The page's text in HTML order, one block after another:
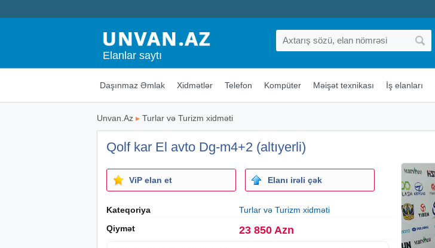
Elanlar saytı
Daşınmaz Əmlak Xidmətlər Telefon Kompüter Məişət texnikası İş elanları
Unvan.Az ▸ Turlar və Turizm xidməti
Qolf kar El avto Dg-m4+2 (altıyerli)
ViP elan et Elanı irəli çək
Kateqoriya
Turlar və Turizm xidməti
Qiymət
23 850 Azn